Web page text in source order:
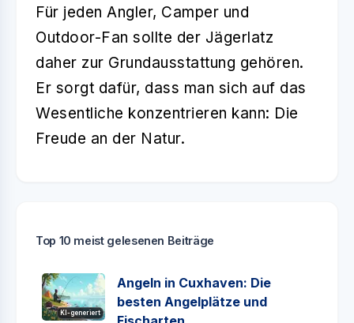
Für jeden Angler, Camper und
Outdoor-Fan sollte der Jägerlatz
daher zur Grundausstattung gehören.
Er sorgt dafür, dass man sich auf das
Wesentliche konzentrieren kann: Die
Freude an der Natur.
Top 10 meist gelesenen Beiträge
KI-generiert
Angeln in Cuxhaven: Die
besten Angelplätze und